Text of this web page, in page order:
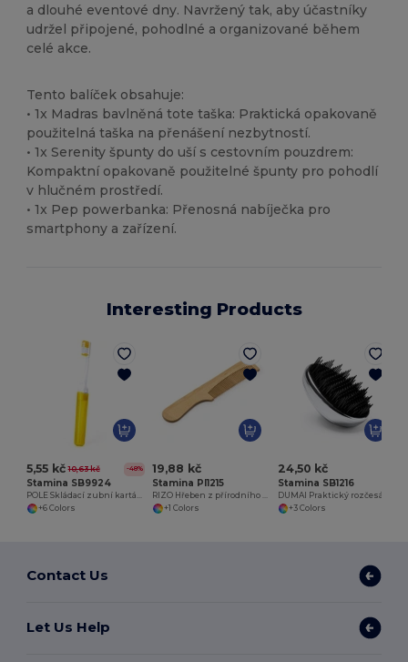
a dlouhé eventové dny. Navržený tak, aby účastníky
udržel připojené, pohodlné a organizované během
celé akce.
Tento balíček obsahuje:
• 1x Madras bavlněná tote taška: Praktická opakovaně
použitelná taška na přenášení nezbytností.
• 1x Serenity špunty do uší s cestovním pouzdrem:
Kompaktní opakovaně použitelné špunty pro pohodlí
v hlučném prostředí.
• 1x Pep powerbanka: Přenosná nabíječka pro
smartphony a zařízení.
Interesting Products
5,55 kč 10,63 kč -48%
Stamina SB9924
+6 Colors
19,88 kč
Stamina PI1215
+1 Colors
24,50 kč
Stamina SB1216
+3 Colors
Contact Us
Let Us Help